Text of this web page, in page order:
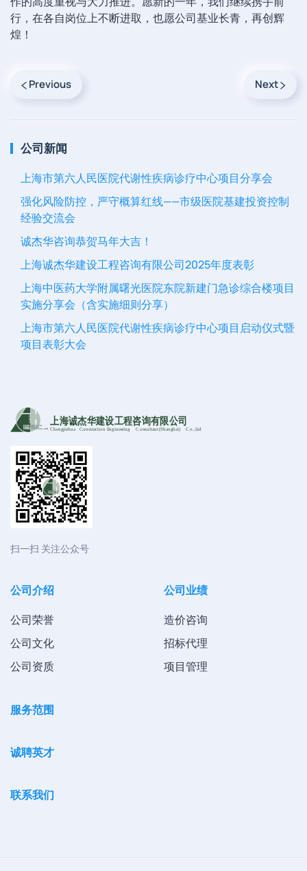
行，在各自岗位上不断进取，也愿公司基业长青，再创辉
煌！
Previous Next
公司新闻
上海市第六人民医院代谢性疾病诊疗中心项目分享会
强化风险防控，严守概算红线——市级医院基建投资控制
经验交流会
诚杰华咨询恭贺马年大吉！
上海诚杰华建设工程咨询有限公司2025年度表彰
上海中医药大学附属曙光医院东院新建门急诊综合楼项目
实施分享会（含实施细则分享）
上海市第六人民医院代谢性疾病诊疗中心项目启动仪式暨
项目表彰大会
上海诚杰华建设工程咨询有限公司
Chengjiehua Construction Engineering C onsultant (Shanghai) C o.,Ltd
扫一扫 关注公众号
公司介绍
公司荣誉
公司文化
公司资质
公司业绩
造价咨询
招标代理
项目管理
服务范围
诚聘英才
联系我们